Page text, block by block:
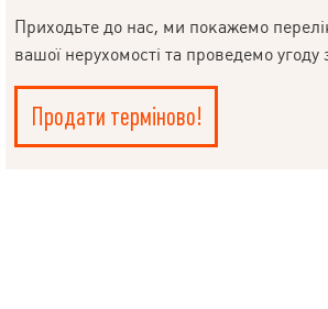
Приходьте до нас, ми покажемо
вашої нерухомості та проведемо угоду
Продати терміново!